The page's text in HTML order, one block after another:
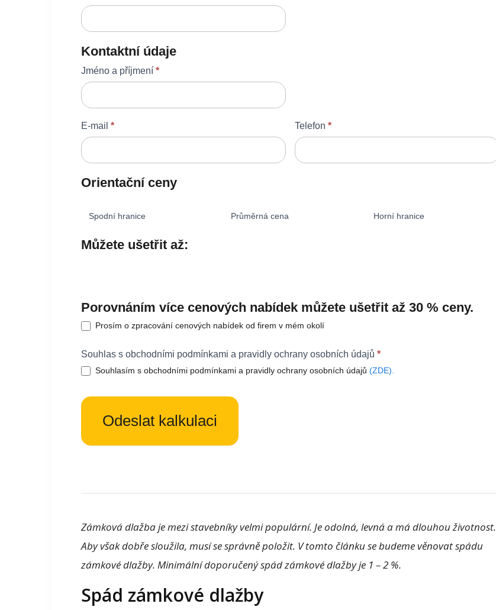
Kontaktní údaje
Jméno a příjmení *
E-mail * Telefon *
Orientační ceny
Spodní hranice Průměrná cena Horní hranice
Můžete ušetřit až:
Porovnáním více cenových nabídek můžete ušetřit až 30 % ceny.
Prosím o zpracování cenových nabídek od firem v mém okolí
Souhlas s obchodními podmínkami a pravidly ochrany osobních údajů *
Souhlasím s obchodními podmínkami a pravidly ochrany osobních údajů (ZDE).
Odeslat kalkulaci
Zámková dlažba je mezi stavebníky velmi populární. Je odolná, levná a má dlouhou životnost.
Aby však dobře sloužila, musí se správně položit. V tomto článku se budeme věnovat spádu
zámkové dlažby. Minimální doporučený spád zámkové dlažby je 1 – 2 %.
Spád zámkové dlažby